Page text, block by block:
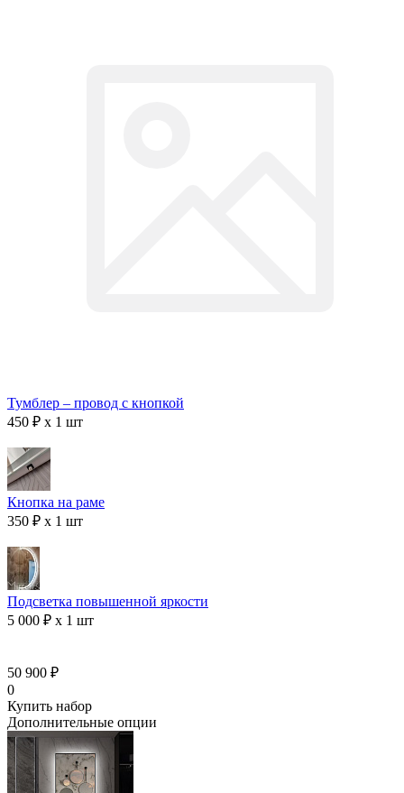
Тумблер – провод с кнопкой
450 ₽ x 1 шт
Кнопка на раме
350 ₽ x 1 шт
Подсветка повышенной яркости
5 000 ₽ x 1 шт
50 900 ₽
0
Купить набор
Дополнительные опции